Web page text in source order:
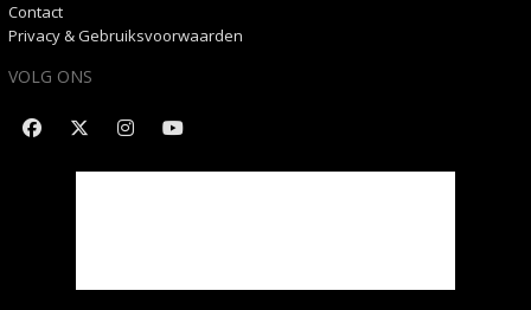
Contact
Privacy & Gebruiksvoorwaarden
VOLG ONS